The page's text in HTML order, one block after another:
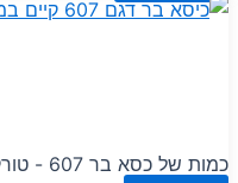
כמות של כסא בר 607 - טורקיז